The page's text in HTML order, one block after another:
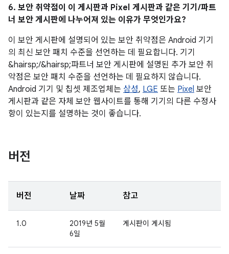
6. 보안 취약점이 이 게시판과 Pixel 게시판과 같은 기기/파트
너 보안 게시판에 나누어져 있는 이유가 무엇인가요?
이 보안 게시판에 설명되어 있는 보안 취약점은 Android 기기
의 최신 보안 패치 수준을 선언하는 데 필요합니다. 기기
&hairsp;/&hairsp;파트너 보안 게시판에 설명된 추가 보안 취
약점은 보안 패치 수준을 선언하는 데 필요하지 않습니다.
Android 기기 및 칩셋 제조업체는 삼성, LGE 또는 Pixel 보안
게시판과 같은 자체 보안 웹사이트를 통해 기기의 다른 수정사
항이 있는지를 설명하는 것이 좋습니다.
버전
버전 날짜 참고
1.0
2019년 5월
6일
게시판이 게시됨